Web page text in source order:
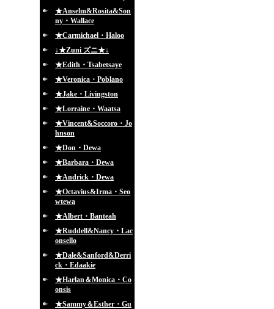
★Anselm&Rosita&Son
ny・Wallace
★Carmichael・Haloo
↓★Zuni ズニ★↓
★Edith・Tsabetsaye
★Veronica・Poblano
★Jake・Livingston
★Lorraine・Waatsa
★Vincent&Soccoro・Jo
hnson
★Don・Dewa
★Barbara・Dewa
★Andrick・Dewa
★Octavius&Irma・Seo
wtewa
★Albert・Banteah
★Ruddell&Nancy・Lac
onsello
★Dale&Sanford&Derri
ck・Edaakie
★Harlan＆Monica・Co
onsis
★Sammy＆Esther・Gu